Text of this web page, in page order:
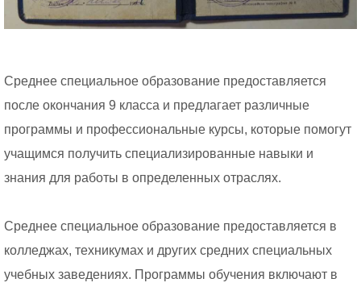
Среднее специальное образование предоставляется
после окончания 9 класса и предлагает различные
программы и профессиональные курсы, которые помогут
учащимся получить специализированные навыки и
знания для работы в определенных отраслях.
Среднее специальное образование предоставляется в
колледжах, техникумах и других средних специальных
учебных заведениях. Программы обучения включают в